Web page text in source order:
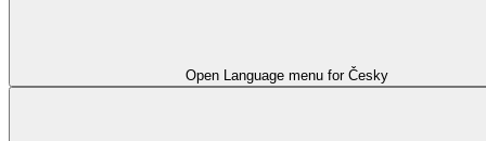
Open Language menu for Česky